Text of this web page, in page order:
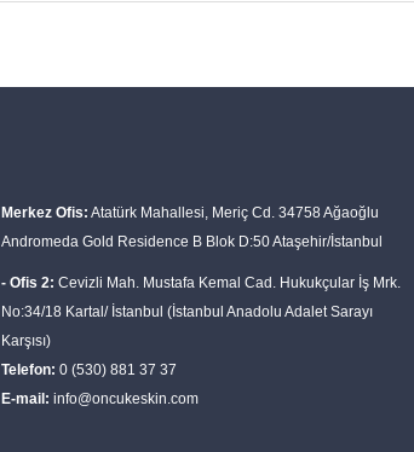
Merkez Ofis: Atatürk Mahallesi, Meriç Cd. 34758 Ağaoğlu
Andromeda Gold Residence B Blok D:50 Ataşehir/İstanbul
- Ofis 2: Cevizli Mah. Mustafa Kemal Cad. Hukukçular İş Mrk.
No:34/18 Kartal/ İstanbul (İstanbul Anadolu Adalet Sarayı
Karşısı)
Telefon: 0 (530) 881 37 37
E-mail: info@oncukeskin.com